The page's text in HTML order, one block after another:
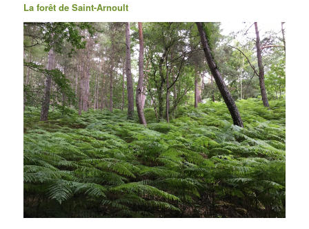
La forêt de Saint-Arnoult